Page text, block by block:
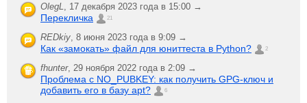
OlegL 17 декабря 2023 года в 15:00 →
Перекличка 21
REDkiy 8 июня 2023 года в 9:09 →
Как «замокать» файл для юниттеста в Python? 2
fhunter, 29 ноября 2022 года в 2:09 →
Проблема с NO_PUBKEY: как получить GPG-ключ и
добавить его в базу apt?
6